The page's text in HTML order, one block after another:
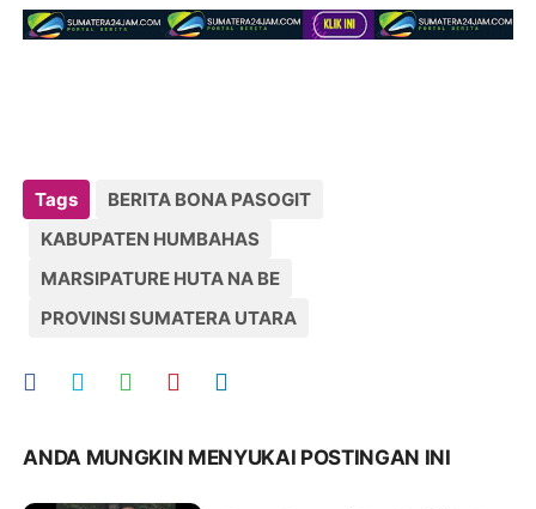
Tags
BERITA BONA PASOGIT
KABUPATEN HUMBAHAS
MARSIPATURE HUTA NA BE
PROVINSI SUMATERA UTARA
ANDA MUNGKIN MENYUKAI POSTINGAN INI